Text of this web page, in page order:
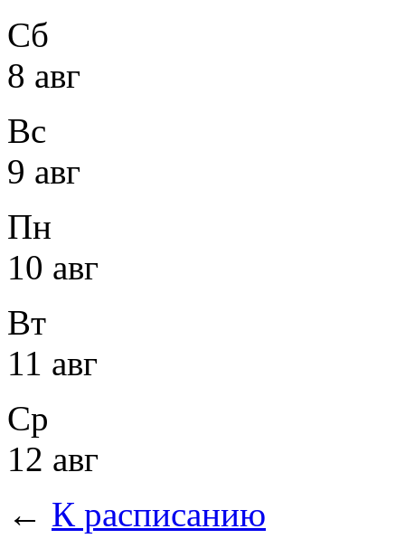
Сб
8 авг
Вс
9 авг
Пн
10 авг
Вт
11 авг
Ср
12 авг
← К расписанию